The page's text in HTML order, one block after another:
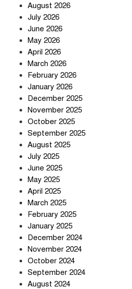
August 2026
July 2026
June 2026
May 2026
April 2026
March 2026
February 2026
January 2026
December 2025
November 2025
October 2025
September 2025
August 2025
July 2025
June 2025
May 2025
April 2025
March 2025
February 2025
January 2025
December 2024
November 2024
October 2024
September 2024
August 2024